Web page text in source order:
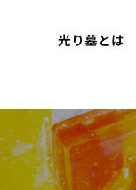
光り墓とは